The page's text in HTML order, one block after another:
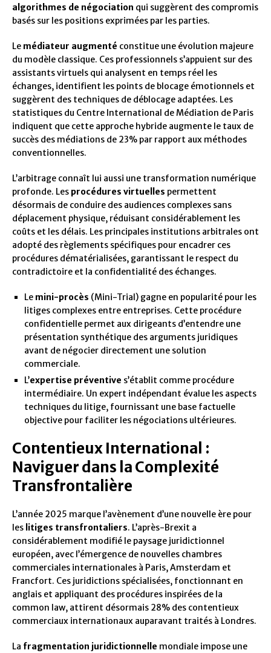
algorithmes de négociation qui suggèrent des compromis
basés sur les positions exprimées par les parties.
Le médiateur augmenté constitue une évolution majeure
du modèle classique. Ces professionnels s’appuient sur des
assistants virtuels qui analysent en temps réel les
échanges, identifient les points de blocage émotionnels et
suggèrent des techniques de déblocage adaptées. Les
statistiques du Centre International de Médiation de Paris
indiquent que cette approche hybride augmente le taux de
succès des médiations de 23% par rapport aux méthodes
conventionnelles.
L’arbitrage connaît lui aussi une transformation numérique
profonde. Les procédures virtuelles permettent
désormais de conduire des audiences complexes sans
déplacement physique, réduisant considérablement les
coûts et les délais. Les principales institutions arbitrales ont
adopté des règlements spécifiques pour encadrer ces
procédures dématérialisées, garantissant le respect du
contradictoire et la confidentialité des échanges.
Le mini-procès (Mini-Trial) gagne en popularité pour les
litiges complexes entre entreprises. Cette procédure
confidentielle permet aux dirigeants d’entendre une
présentation synthétique des arguments juridiques
avant de négocier directement une solution
commerciale.
L’expertise préventive s’établit comme procédure
intermédiaire. Un expert indépendant évalue les aspects
techniques du litige, fournissant une base factuelle
objective pour faciliter les négociations ultérieures.
Contentieux International :
Naviguer dans la Complexité
Transfrontalière
L’année 2025 marque l’avènement d’une nouvelle ère pour
les litiges transfrontaliers. L’après-Brexit a
considérablement modifié le paysage juridictionnel
européen, avec l’émergence de nouvelles chambres
commerciales internationales à Paris, Amsterdam et
Francfort. Ces juridictions spécialisées, fonctionnant en
anglais et appliquant des procédures inspirées de la
common law, attirent désormais 28% des contentieux
commerciaux internationaux auparavant traités à Londres.
La fragmentation juridictionnelle mondiale impose une